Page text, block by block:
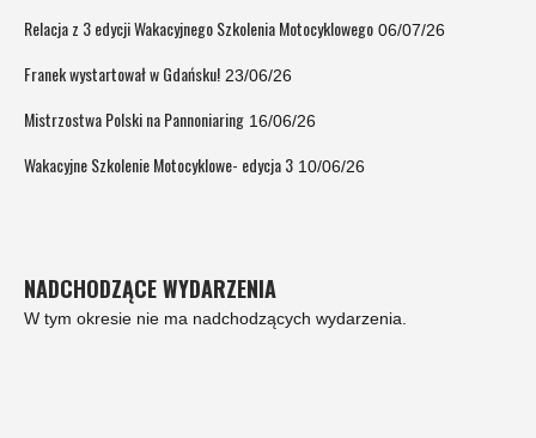
Relacja z 3 edycji Wakacyjnego Szkolenia Motocyklowego 06/07/26
Franek wystartował w Gdańsku! 23/06/26
Mistrzostwa Polski na Pannoniaring 16/06/26
Wakacyjne Szkolenie Motocyklowe- edycja 3 10/06/26
NADCHODZĄCE WYDARZENIA
W tym okresie nie ma nadchodzących wydarzenia.